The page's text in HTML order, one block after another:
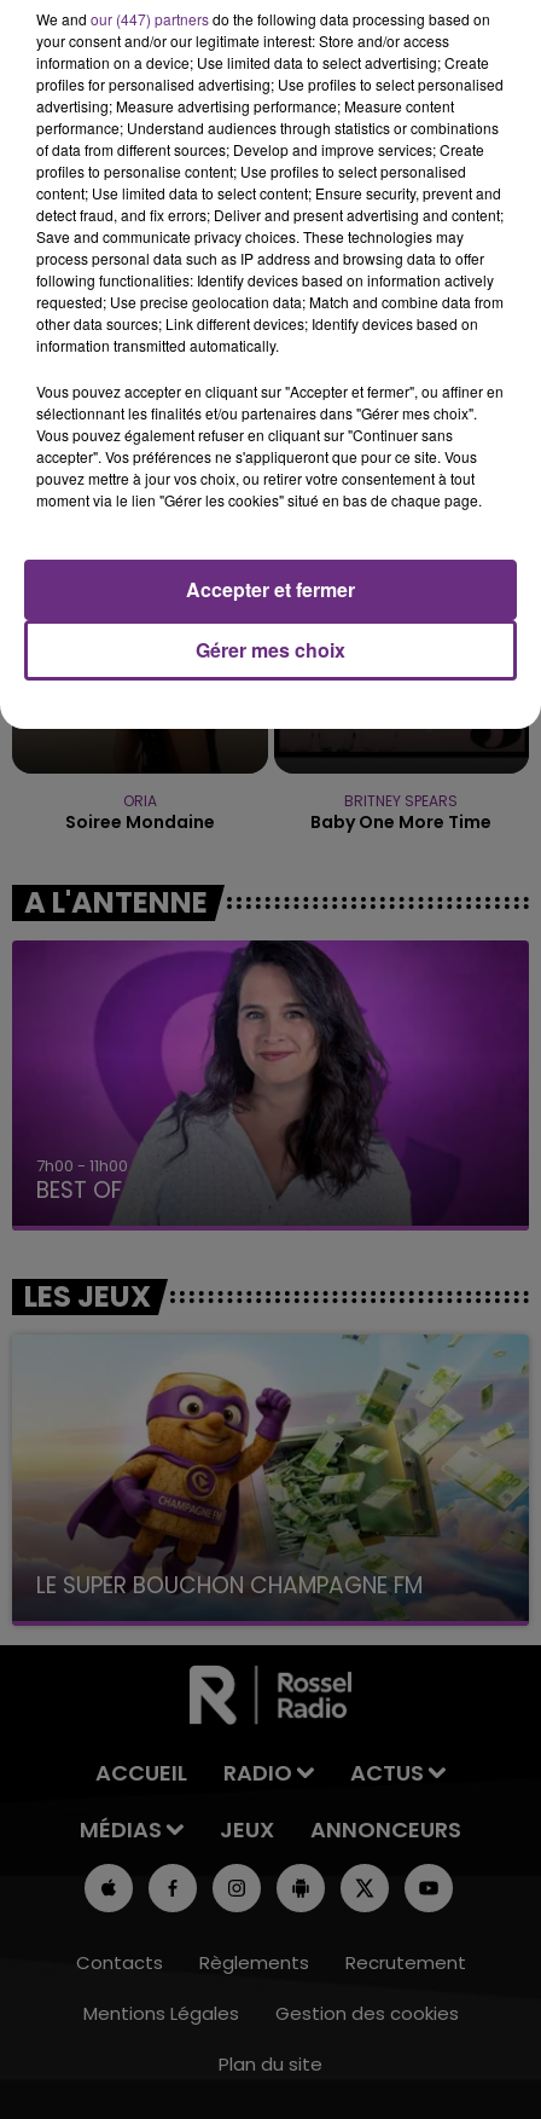
16h00 - 20h00
LE MAGASIN JOUÉCLUB DE REIMS FERME
SES PORTES
C'était l'une des institutions du centre-ville
rémois. Le magasin JouéClub est contraint de
fermer ses portes.
TITRES DIFFUSÉS
0h27
0h27
GAVIN JAMES & PHILIPPINE
Always
0h23
0h23
IMAGINE DRAGONS
Believer
ORIA
Soiree Mondaine
BRITNEY SPEARS
Baby One More Time
A L'ANTENNE
7h00 - 11h00
BEST OF
LES JEUX
LE SUPER BOUCHON CHAMPAGNE FM
avec La Famille Champagne FM, à 8H10
ACCUEIL RADIO
ACTUS
MÉDIAS
JEUX ANNONCEURS
Contacts Règlements
Recrutement
Mentions Légales
Gestion des cookies
Plan du site
We and our (447) partnersdo the following data processing based on
your consent and/or our legitimate interest: Store and/or access
information on a device; Use limited data to select advertising; Create
profiles for personalised advertising; Use profiles to select personalised
advertising; Measure advertising performance; Measure content
performance; Understand audiences through statistics or combinations
of data from different sources; Develop and improve services; Create
profiles to personalise content; Use profiles to select personalised
content; Use limited data to select content; Ensure security, prevent and
detect fraud, and fix errors; Deliver and present advertising and content;
Save and communicate privacy choices. These technologies may
process personal data such as IP address and browsing data to offer
following functionalities: Identify devices based on information actively
requested; Use precise geolocation data; Match and combine data from
other data sources; Link different devices; Identify devices based on
information transmitted automatically.
Vous pouvez accepter en cliquant sur "Accepter et fermer", ou affiner en
sélectionnant les finalités et/ou partenaires dans "Gérer mes choix".
Vous pouvez également refuser en cliquant sur "Continuer sans
accepter". Vos préférences ne s'appliqueront que pour ce site. Vous
pouvez mettre à jour vos choix, ou retirer votre consentement à tout
moment via le lien "Gérer les cookies" situé en bas de chaque page.
Gérer mes choix
Accepter et fermer